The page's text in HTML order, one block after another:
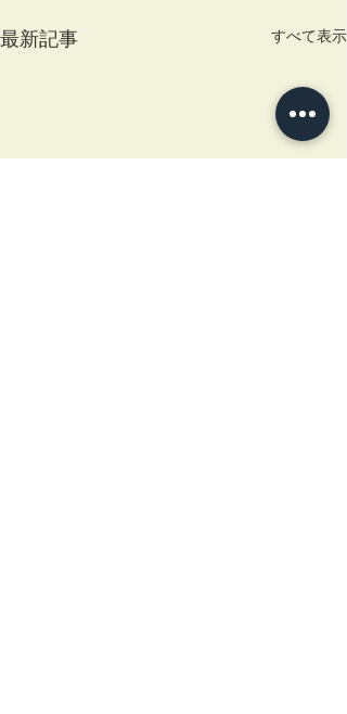
最新記事 すべて表示